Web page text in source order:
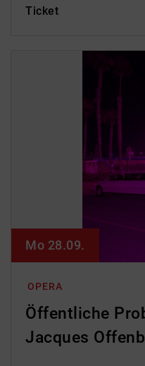
Ticket
OPERA
Öffentliche
Jacques
Mo 28.09.